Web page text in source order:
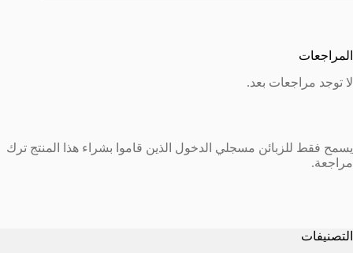
المراجعات
لا توجد مراجعات بعد.
يسمح فقط للزبائن مسجلي الدخول الذين قاموا بشراء هذا المنتج ترك
مراجعة.
التصنيفات